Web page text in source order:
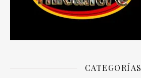
CATEGORÍAS